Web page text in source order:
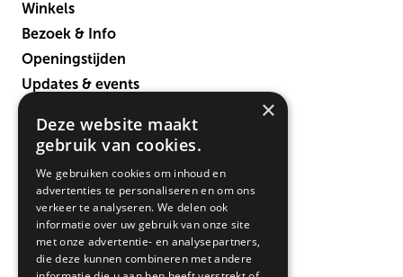
Winkels
Bezoek & Info
Openingstijden
Updates & events
Contact
×
Deze website maakt
gebruik van cookies.
We gebruiken cookies om inhoud en
advertenties te personaliseren en om ons
verkeer te analyseren. We delen ook
informatie over uw gebruik van onze site
met onze advertentie- en analysepartners,
die deze kunnen combineren met andere